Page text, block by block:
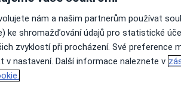
informace o svých službách.
nám a našim partnerům používat
ke shromažďování údajů pro statistické
zvyklostí při procházení. Své preference
v nastavení. Další informace naleznete v